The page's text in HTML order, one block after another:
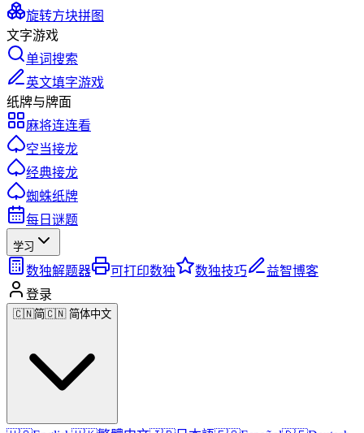
旋转方块拼图
文字游戏
单词搜索
英文填字游戏
纸牌与牌面
麻将连连看
空当接龙
经典接龙
蜘蛛纸牌
每日谜题
学习
数独解题器 可打印数独 数独技巧
益智博客
登录
🇨🇳简🇨🇳 简体中文